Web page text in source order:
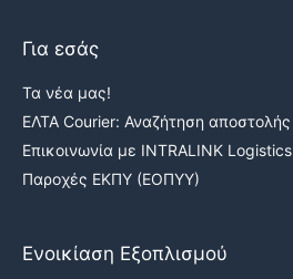
Για εσάς
Τα νέα μας!
ΕΛΤΑ Courier: Αναζήτηση αποστολής
Επικοινωνία με INTRALINK Logistics
Παροχές ΕΚΠΥ (ΕΟΠΥΥ)
Ενοικίαση Εξοπλισμού